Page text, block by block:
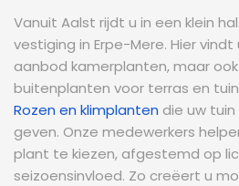
Vanuit Aalst rijdt u in een klein
vestiging in Erpe-Mere. Hier
aanbod kamerplanten, maar
buitenplanten voor terras en
Rozen en klimplanten die uw
geven. Onze medewerkers
plant te kiezen, afgestemd op
seizoensinvloed. Zo creëert u